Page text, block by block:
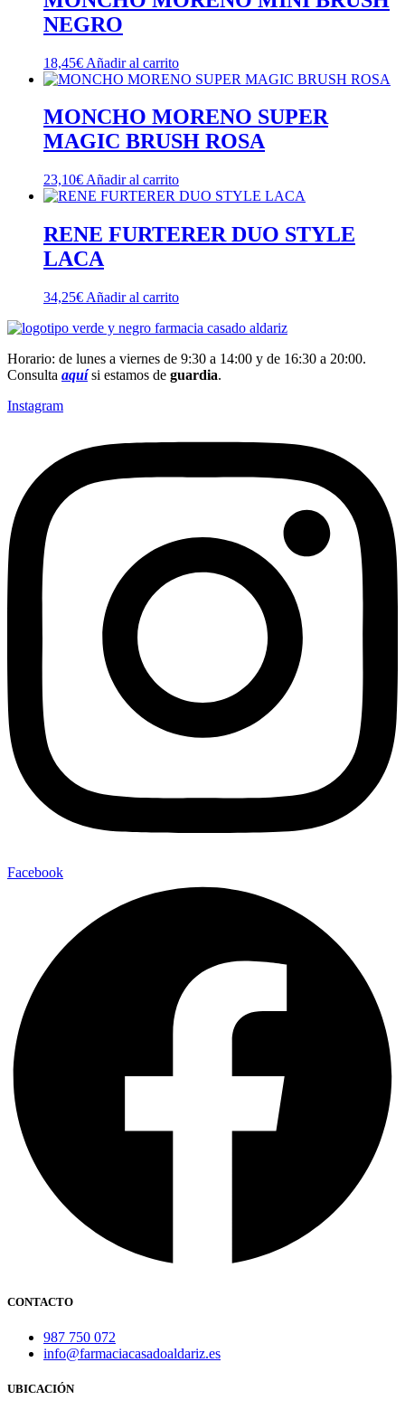
NEGRO
18,45€ Añadir al carrito
MONCHO MORENO SUPER
MAGIC BRUSH ROSA
23,10€ Añadir al carrito
RENE FURTERER DUO STYLE
LACA
34,25€ Añadir al carrito
Horario: de lunes a viernes de 9:30 a 14:00 y de 16:30 a 20:00.
Consulta aquísi estamos de guardia.
Instagram
Facebook
CONTACTO
987 750 072
info@farmaciacasadoaldariz.es
UBICACIÓN